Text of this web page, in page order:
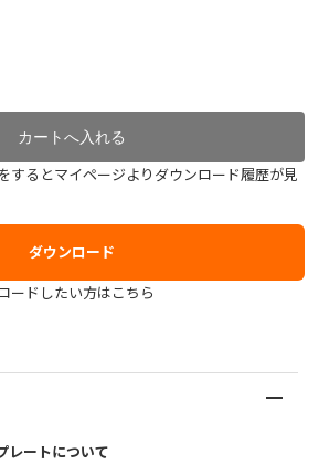
とマイページよりダウンロード履歴が見
ダウンロード
ドしたい方はこちら
レートについて